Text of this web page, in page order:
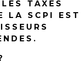
TAXES
LA SCPI EST